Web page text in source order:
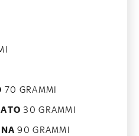
70 GRAMMI
30 GRAMMI
90 GRAMMI